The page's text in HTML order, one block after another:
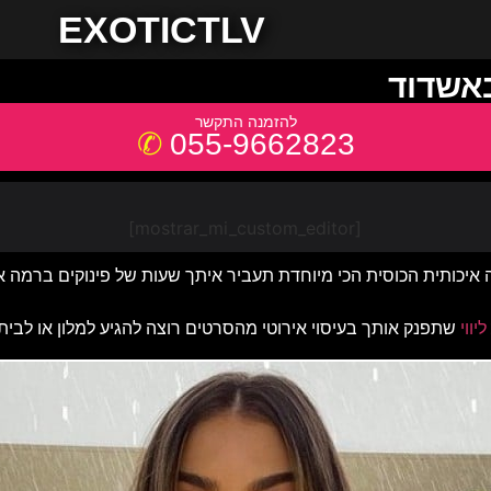
EXOTICTLV
055-9662823
[mostrar_mi_custom_editor]
ליווי שתפנק אותך בעיסוי אירוטי מהסרטים רוצה להגיע למלון או